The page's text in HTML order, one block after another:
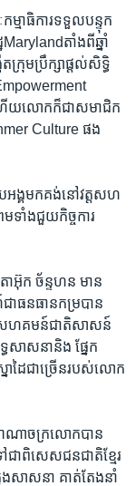
មាធិការ​ទទួល​បន្ទុក​
​Maryland​តាំង​ពី​ឆ្នាំ​
រុម​ប្រឹក្សា​ផ្តល់​សិទ្ធិ​
ើយ​លោក​ក៏​ជា​សមាជិក​
Culture ផង​
អង្គ​មកគង់​នៅវត្ត​សហ
រមទាំង​ជួយ​កិច្ចការ​
ោ​អ៊ុក ច័ន្ទហន ​មាន​
ធនធាន​កម្រ​បាន​
សហគមន៍​ជាតិ​សាសន៍​
សាសនា​និង​ ផ្នែក​
ាដៃ​ជាច្រើន​របស់​លោក​
ាណាចក្រ​លោក​បាន​
ជា​ពិសេស​ជនជាតិ​ខ្មែរ
ង​សាសនា​ គាត់តែង​នាំ​